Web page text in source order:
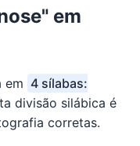
em
em 4 sílabas:
divisão silábica é
corretas.